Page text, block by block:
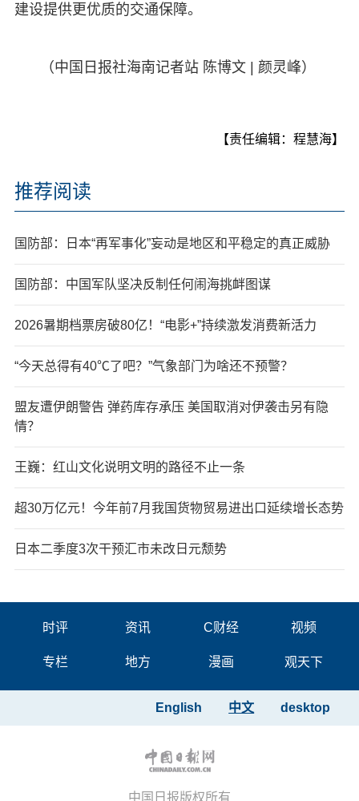
建设提供更优质的交通保障。
（中国日报社海南记者站 陈博文 | 颜灵峰）
【责任编辑：程慧海】
推荐阅读
国防部：日本“再军事化”妄动是地区和平稳定的真正威胁
国防部：中国军队坚决反制任何闹海挑衅图谋
2026暑期档票房破80亿！“电影+”持续激发消费新活力
“今天总得有40℃了吧？”气象部门为啥还不预警？
盟友遭伊朗警告 弹药库存承压 美国取消对伊袭击另有隐
情？
王巍：红山文化说明文明的路径不止一条
超30万亿元！今年前7月我国货物贸易进出口延续增长态势
日本二季度3次干预汇市未改日元颓势
时评 资讯 C财经 视频
专栏 地方 漫画 观天下
desktop
中文
English
中国日报版权所有